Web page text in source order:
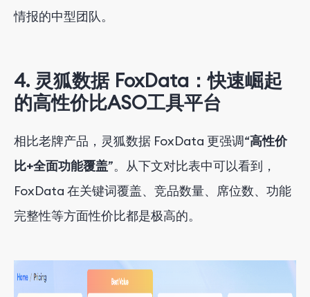
情报的中型团队。
4. 灵狐数据 FoxData ：快速崛起
的高性价比ASO工具平台
相比老牌产品， 灵狐数据 FoxData 更强调“高性价
比+全面功能覆盖”。从下文对比表中可以看到，
FoxData 在关键词覆盖、竞品数量、席位数、功能
完整性等方面性价比都是极高的。